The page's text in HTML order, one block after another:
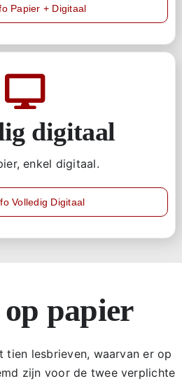
Papier + Digitaal
digitaal
enkel digitaal.
Volledig Digitaal
op papier
tien lesbrieven, waarvan er op
zijn voor de twee verplichte